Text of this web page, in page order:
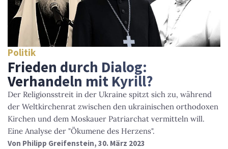
Politik
Frieden durch Dialog:
Verhandeln mit Kyrill?
Der Religionsstreit in der Ukraine spitzt sich zu, während
der Weltkirchenrat zwischen den ukrainischen orthodoxen
Kirchen und dem Moskauer Patriarchat vermitteln will.
Eine Analyse der "Ökumene des Herzens".
Von Philipp Greifenstein, 30. März 2023